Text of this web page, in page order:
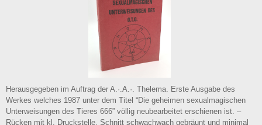
Herausgegeben im Auftrag der A.·.A.·. Thelema. Erste Ausgabe des
Werkes welches 1987 unter dem Titel “Die geheimen sexualmagischen
Unterweisungen des Tieres 666” völlig neubearbeitet erschienen ist. –
Rücken mit kl. Druckstelle, Schnitt schwachwach gebräunt und minimal